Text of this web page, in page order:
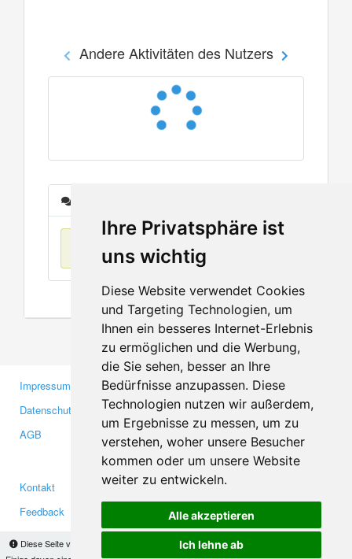
Ihre Privatsphäre ist
uns wichtig
Diese Website verwendet Cookies
und Targeting Technologien, um
Ihnen ein besseres Internet-Erlebnis
zu ermöglichen und die Werbung,
die Sie sehen, besser an Ihre
Bedürfnisse anzupassen. Diese
Technologien nutzen wir außerdem,
um Ergebnisse zu messen, um zu
verstehen, woher unsere Besucher
kommen oder um unsere Website
weiter zu entwickeln.
Alle akzeptieren
Ich lehne ab
Diese Seite verwendet Cookies, um Informationen auf Ihrem Computer zu speichern.
Andere Aktivitäten des Nutzers
Keine Einträge
Impressum
Datenschutzerklärung
AGB
Gewerbetreibende
Investoren
Medien
Kontakt
Feedback
Facebook
Twitter
YouTube